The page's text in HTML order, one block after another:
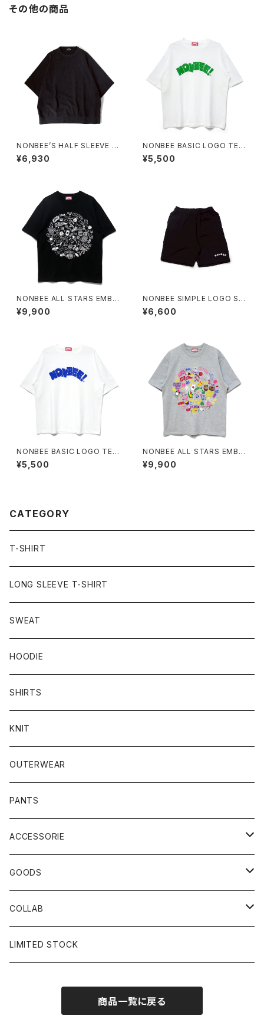
その他の商品
NONBEE’S HALF SLEEVE “S
WEATee” pigment-black
¥6,930
NONBEE BASIC LOGO TEE
white/green (new)
¥5,500
NONBEE ALL STARS EMBR
OIDERED TEE black/white
¥9,900
NONBEE SIMPLE LOGO SW
¥6,600
NONBEE BASIC LOGO TEE
white/blue (new)
¥5,500
NONBEE ALL STARS EMBR
OIDERED TEE grey/colorful
¥9,900
CATEGORY
T-SHIRT
LONG SLEEVE T-SHIRT
SWEAT
HOODIE
SHIRTS
KNIT
OUTERWEAR
PANTS
ACCESSORIE
CAP
BUCKET HAT
SOCKS
GOODS
STICKER
GLASS
COLLAB
×岩井ジョニ男
LIMITED STOCK
商品一覧に戻る